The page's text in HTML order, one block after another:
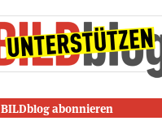
BILDblog abonnieren